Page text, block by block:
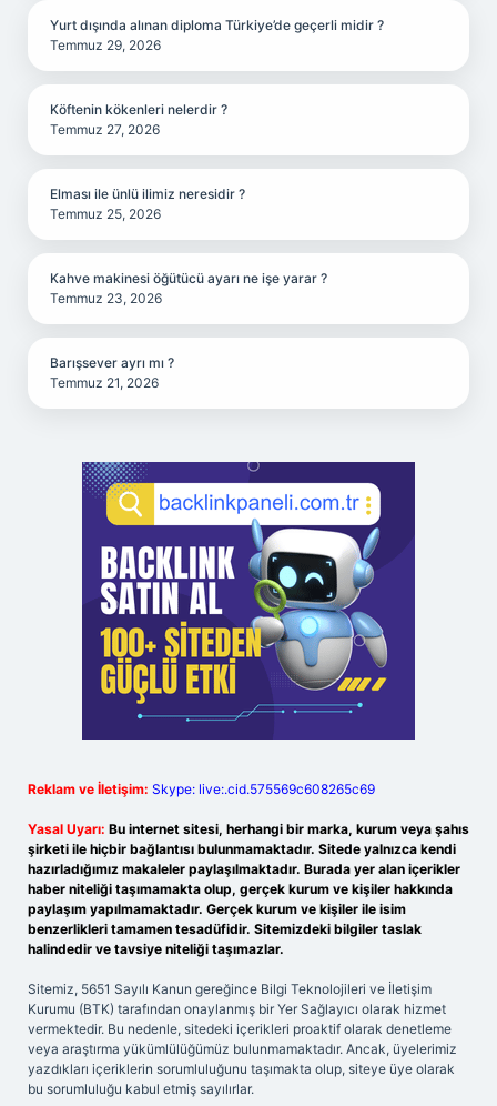
Yurt dışında alınan diploma Türkiye’de geçerli midir ?
Temmuz 29, 2026
Köftenin kökenleri nelerdir ?
Temmuz 27, 2026
Elması ile ünlü ilimiz neresidir ?
Temmuz 25, 2026
Kahve makinesi öğütücü ayarı ne işe yarar ?
Temmuz 23, 2026
Barışsever ayrı mı ?
Temmuz 21, 2026
Reklam ve İletişim: Skype: live:.cid.575569c608265c69
Yasal Uyarı: Bu internet sitesi, herhangi bir marka, kurum veya şahıs
şirketi ile hiçbir bağlantısı bulunmamaktadır. Sitede yalnızca kendi
hazırladığımız makaleler paylaşılmaktadır. Burada yer alan içerikler
haber niteliği taşımamakta olup, gerçek kurum ve kişiler hakkında
paylaşım yapılmamaktadır. Gerçek kurum ve kişiler ile isim
benzerlikleri tamamen tesadüfidir. Sitemizdeki bilgiler taslak
halindedir ve tavsiye niteliği taşımazlar.
Sitemiz, 5651 Sayılı Kanun gereğince Bilgi Teknolojileri ve İletişim
Kurumu (BTK) tarafından onaylanmış bir Yer Sağlayıcı olarak hizmet
vermektedir. Bu nedenle, sitedeki içerikleri proaktif olarak denetleme
veya araştırma yükümlülüğümüz bulunmamaktadır. Ancak, üyelerimiz
yazdıkları içeriklerin sorumluluğunu taşımakta olup, siteye üye olarak
bu sorumluluğu kabul etmiş sayılırlar.